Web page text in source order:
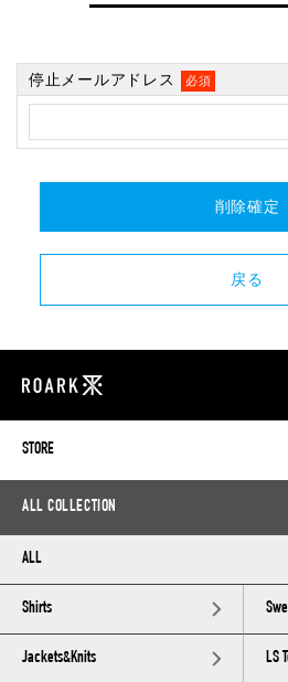
停止メールアドレス 必須
STORE
ALL COLLECTION
ALL
Shirts
Jackets&Knits LS